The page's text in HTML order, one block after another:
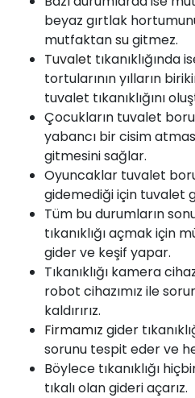
beyaz gırtlak
mutfaktansugitmez.
Tuvalet tıkanıklığında
tortularının yılların
tuvalet tıkanıklığını
Çocukların tuvalet
yabancı bir cisim
gitmesini sağlar.
Oyuncaklar tuvalet
gidemediği için tuvalet
Tüm bu durumların
tıkanıklığı açmak için
gider ve keşif yapar.
Tıkanıklığı kamera
robot cihazımız ile
kaldırırız.
Firmamız gider
sorunu tespit eder ve
Böylece tıkanıklığı
tıkalı olan gideri açarız.